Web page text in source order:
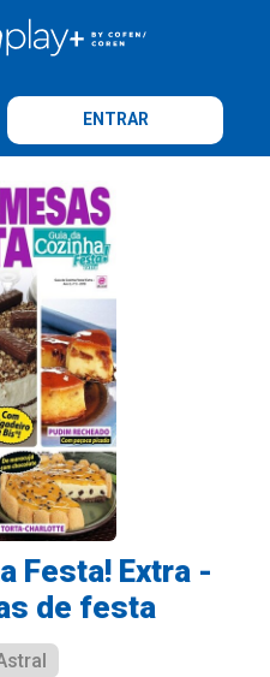
ENTRAR
Festa! Extra -
de festa